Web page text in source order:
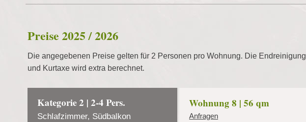
Preise 2025 / 2026
Die angegebenen Preise gelten für 2 Personen pro Wohnung. Die Endreinigung
und Kurtaxe wird extra berechnet.
Kategorie 2 | 2-4 Pers.
Schlafzimmer, Südbalkon
Wohnung 8 | 56 qm
Anfragen